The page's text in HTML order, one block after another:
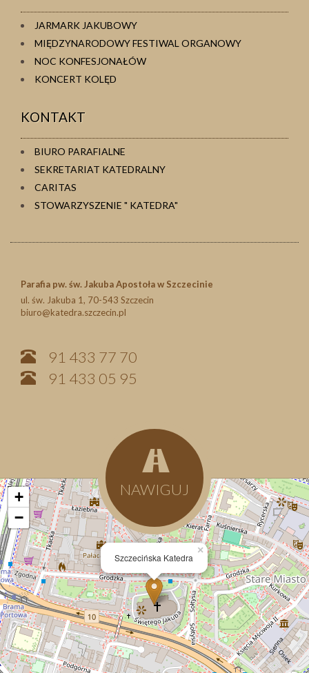
JARMARK JAKUBOWY
MIĘDZYNARODOWY FESTIWAL ORGANOWY
NOC KONFESJONAŁÓW
KONCERT KOLĘD
KONTAKT
BIURO PARAFIALNE
SEKRETARIAT KATEDRALNY
CARITAS
STOWARZYSZENIE " KATEDRA"
Parafia pw. św. Jakuba Apostoła w Szczecinie
ul. św. Jakuba 1, 70-543 Szczecin
biuro@katedra.szczecin.pl
91 433 77 70
91 433 05 95
NAWIGUJ
Szczecińska Katedra
×
+
−